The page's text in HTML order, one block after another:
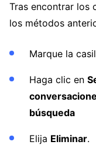
Tras encontrar los
los métodos
Marque la
Haga clic en
búsqueda
Elija Eliminar.